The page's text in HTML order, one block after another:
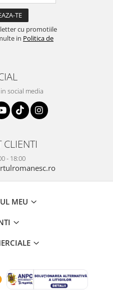
cu promotiile
in Politica de
social media
CLIENTI
- 18:00
MEU